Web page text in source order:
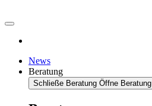
News
Beratung
Schließe Beratung Öffne Beratung